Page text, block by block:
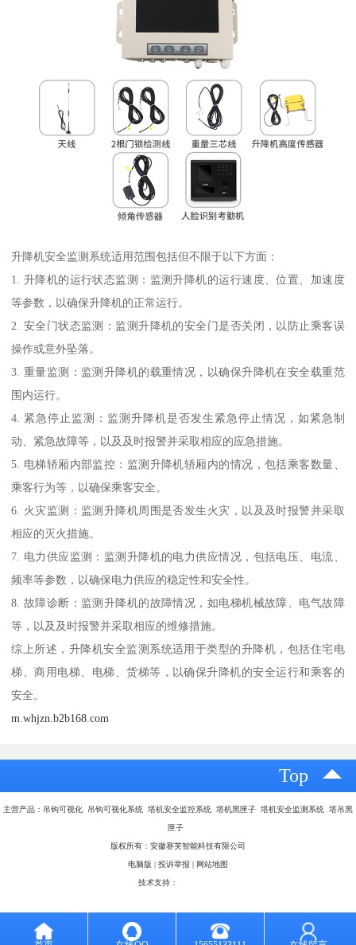
升降机安全监测系统适用范围包括但不限于以下方面：
1. 升降机的运行状态监测：监测升降机的运行速度、位置、加速度
等参数，以确保升降机的正常运行。
2. 安全门状态监测：监测升降机的安全门是否关闭，以防止乘客误
操作或意外坠落。
3. 重量监测：监测升降机的载重情况，以确保升降机在安全载重范
围内运行。
4. 紧急停止监测：监测升降机是否发生紧急停止情况，如紧急制
动、紧急故障等，以及及时报警并采取相应的应急措施。
5. 电梯轿厢内部监控：监测升降机轿厢内的情况，包括乘客数量、
乘客行为等，以确保乘客安全。
6. 火灾监测：监测升降机周围是否发生火灾，以及及时报警并采取
相应的灭火措施。
7. 电力供应监测：监测升降机的电力供应情况，包括电压、电流、
频率等参数，以确保电力供应的稳定性和安全性。
8. 故障诊断：监测升降机的故障情况，如电梯机械故障、电气故障
等，以及及时报警并采取相应的维修措施。
综上所述，升降机安全监测系统适用于类型的升降机，包括住宅电
梯、商用电梯、电梯、货梯等，以确保升降机的安全运行和乘客的
安全。
m.whjzn.b2b168.com
Top
主营产品：吊钩可视化 吊钩可视化系统 塔机安全监控系统 塔机黑匣子 塔机安全监测系统 塔吊黑
匣子
版权所有：安徽赛芙智能科技有限公司
电脑版 投诉举报 网站地图
技术支持：